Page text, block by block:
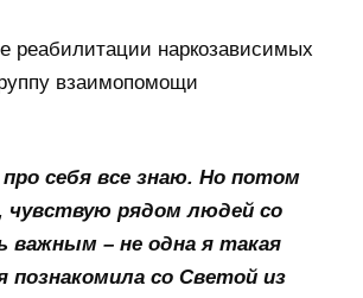
реабилитации наркозависимых
взаимопомощи
себя все знаю. Но потом
чувствую рядом людей со
важным – не одна я такая
со Светой из